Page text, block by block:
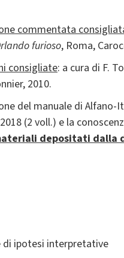
commentata
furioso, Roma,
consigliate: a cura di F.
2010.
del manuale di Alfano-
(2 voll.) e la
depositati dalla
di ipotesi interpretative